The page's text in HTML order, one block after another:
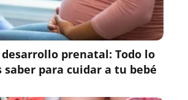
desarrollo prenatal: Todo lo
saber para cuidar a tu bebé